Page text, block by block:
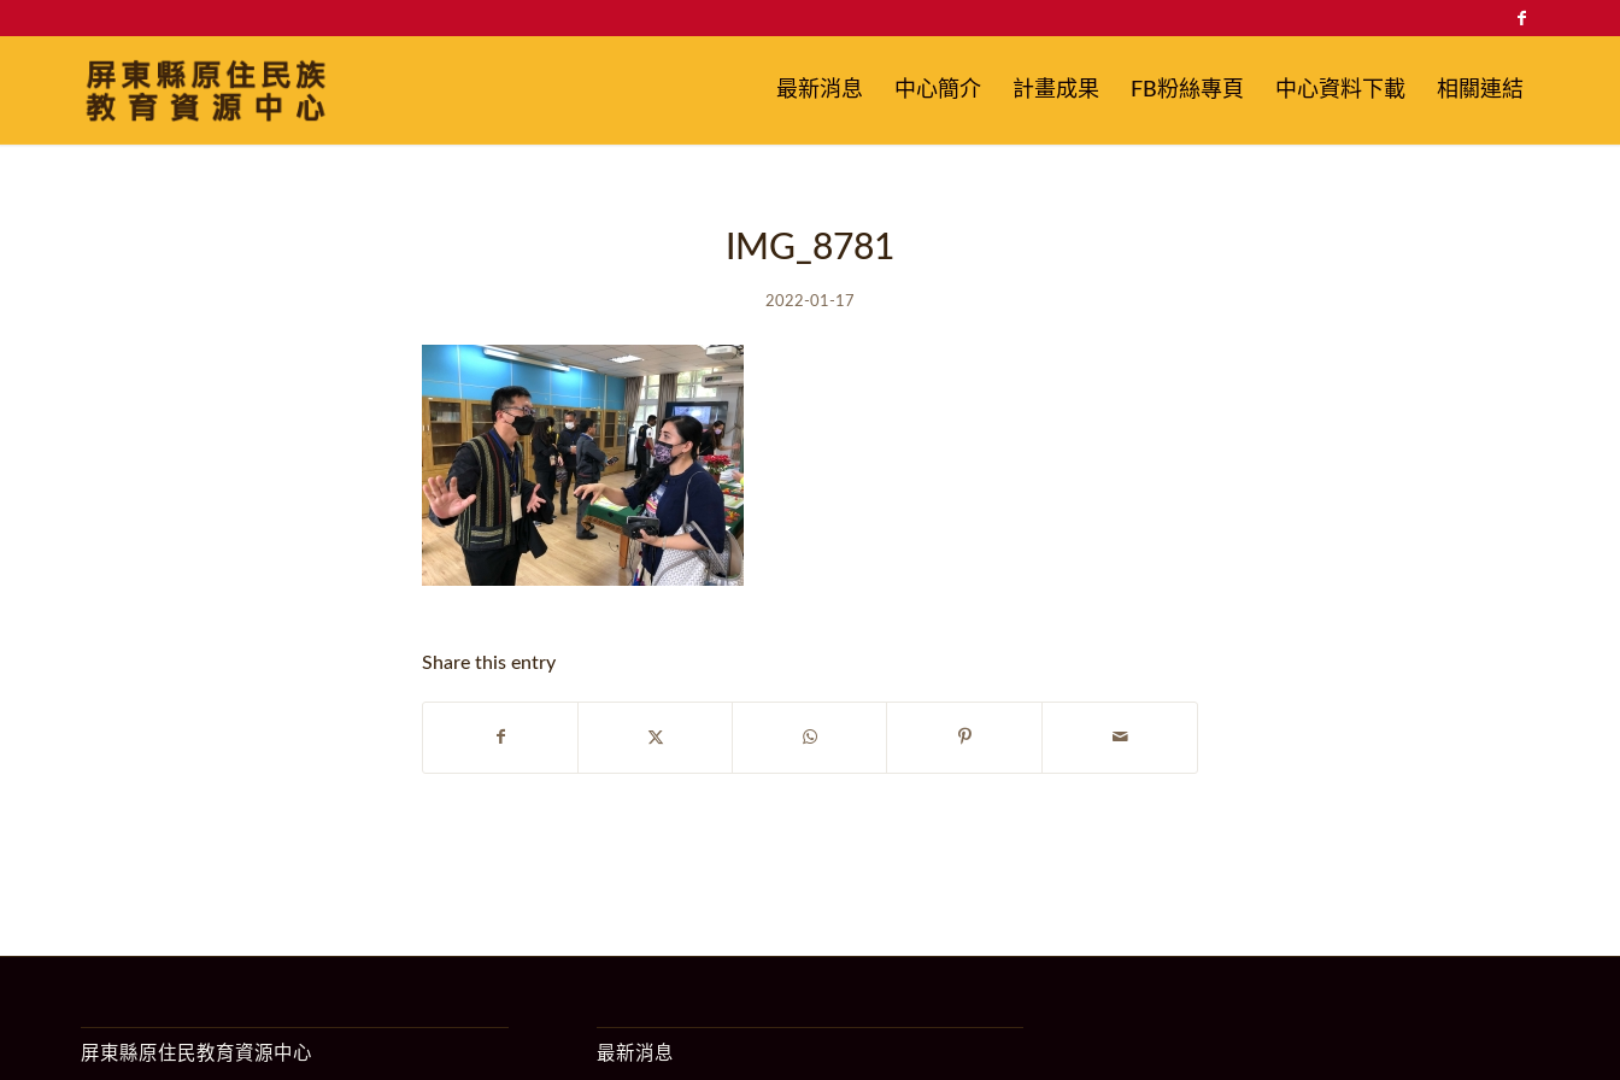
最新消息 中心簡介 計畫成果 FB粉絲專頁 中心資料下載 相關連結
IMG_8781
2022-01-17
Share this entry
屏東縣原住民教育資源中心 最新消息